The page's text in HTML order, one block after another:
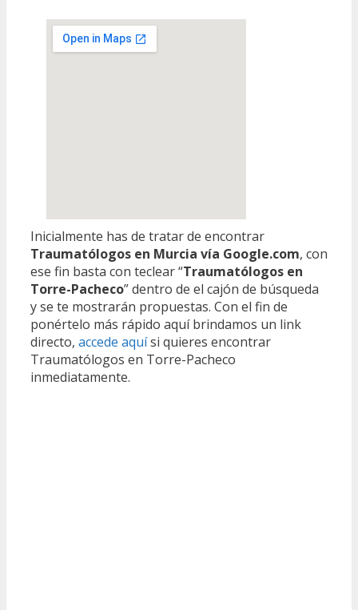
Inicialmente has de tratar de encontrar
Traumatólogos en Murcia vía Google.com, con
ese fin basta con teclear “Traumatólogos en
Torre-Pacheco” dentro de el cajón de búsqueda
y se te mostrarán propuestas. Con el fin de
ponértelo más rápido aquí brindamos un link
directo, accede aquísi quieres encontrar
Traumatólogos en Torre-Pacheco
inmediatamente.